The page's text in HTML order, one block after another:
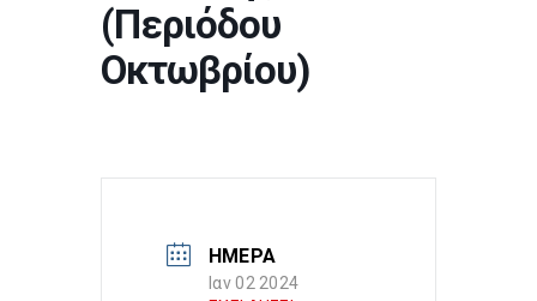
(Περιόδου
Οκτωβρίου)
ΗΜΕΡΑ
Ιαν 02 2024